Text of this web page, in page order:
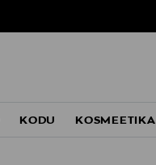
KODU KOSMEETIKA